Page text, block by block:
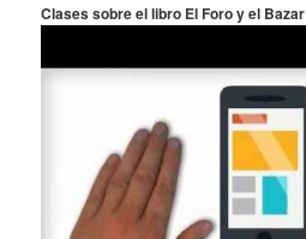
r
Clases sobre el libro El Foro y el Bazar